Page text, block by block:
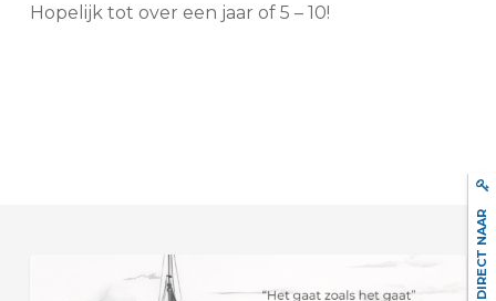
Hopelijk tot over een jaar of 5 – 10!
DIRECT NAAR